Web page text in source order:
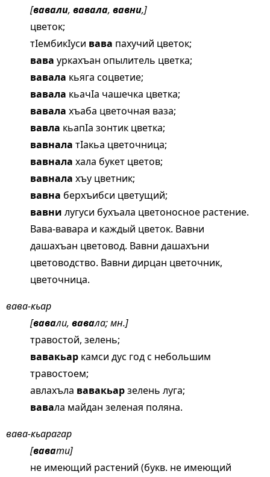
[вавали, вавала, вавни,]
цветок;
тIембикIуси вава пахучий цветок;
вава уркахъан опылитель цветка;
вавала кьяга соцветие;
вавала кьачIа чашечка цветка;
вавала хъаба цветочная ваза;
вавла кьапIа зонтик цветка;
вавнала тIакьа цветочница;
вавнала хала букет цветов;
вавнала хъу цветник;
вавна берхъибси цветущий;
вавни лугуси бухъала цветоносное растение.
Вава-вавара и каждый цветок. Вавни
дашахъан цветовод. Вавни дашахъни
цветоводство. Вавни дирцан цветочник,
цветочница.
вава-кьар
[вавали, вавала; мн.]
травостой, зелень;
вавакьар камси дус год с небольшим
травостоем;
авлахъла вавакьарзелень луга;
вавала майдан зеленая поляна.
вава-кьарагар
[вавати]
не имеющий растений (букв. не имеющий